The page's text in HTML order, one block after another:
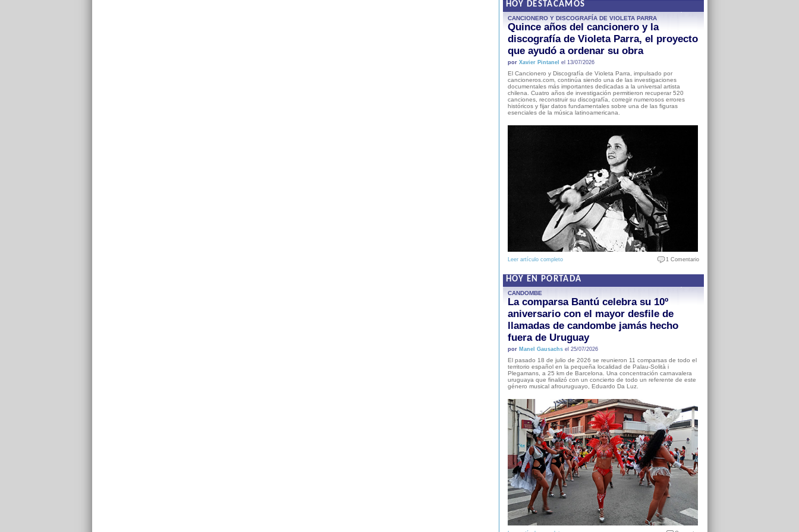
HOY DESTACAMOS
CANCIONERO Y DISCOGRAFÍA DE VIOLETA PARRA
Quince años del cancionero y la
discografía de Violeta Parra, el proyecto
que ayudó a ordenar su obra
por Xavier Pintanel el 13/07/2026
El Cancionero y Discografía de Violeta Parra, impulsado por
cancioneros.com, continúa siendo una de las investigaciones
documentales más importantes dedicadas a la universal artista
chilena. Cuatro años de investigación permitieron recuperar 520
canciones, reconstruir su discografía, corregir numerosos errores
históricos y fijar datos fundamentales sobre una de las figuras
esenciales de la música latinoamericana.
Leer artículo completo 1 Comentario
HOY EN PORTADA
CANDOMBE
La comparsa Bantú celebra su 10º
aniversario con el mayor desfile de
llamadas de candombe jamás hecho
fuera de Uruguay
por Manel Gausachsel 25/07/2026
El pasado 18 de julio de 2026 se reunieron 11 comparsas de todo el
territorio español en la pequeña localidad de Palau-Solità i
Plegamans, a 25 km de Barcelona. Una concentración carnavalera
uruguaya que finalizó con un concierto de todo un referente de este
género musical afrouruguayo, Eduardo Da Luz.